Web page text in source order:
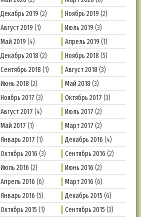
Декабрь 2019 (2) Ноябрь 2019 (2)
Август 2019 (1) Июль 2019 (3)
Май 2019 (4) Апрель 2019 (1)
Декабрь 2018 (2) Ноябрь 2018 (5)
Сентябрь 2018 (1) Август 2018 (3)
Июнь 2018 (2) Май 2018 (3)
Ноябрь 2017 (3) Октябрь 2017 (3)
Август 2017 (4) Июль 2017 (2)
Май 2017 (1) Март 2017 (2)
Январь 2017 (1) Декабрь 2016 (4)
Октябрь 2016 (3) Сентябрь 2016 (2)
Июль 2016 (2) Июнь 2016 (2)
Апрель 2016 (6) Март 2016 (6)
Январь 2016 (5) Декабрь 2015 (6)
Октябрь 2015 (1) Сентябрь 2015 (3)